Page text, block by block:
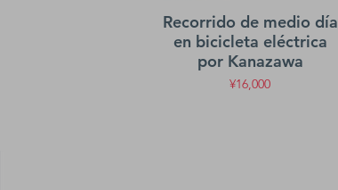
Recorrido de medio día
en bicicleta eléctrica
por Kanazawa
¥16,000